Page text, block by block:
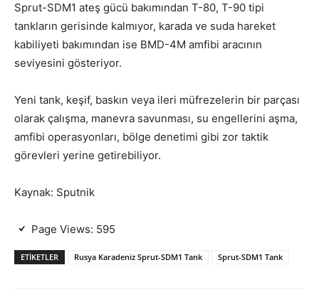
Sprut-SDM1 ateş gücü bakımından T-80, T-90 tipi
tankların gerisinde kalmıyor, karada ve suda hareket
kabiliyeti bakımından ise BMD-4M amfibi aracının
seviyesini gösteriyor.
Yeni tank, keşif, baskın veya ileri müfrezelerin bir parçası
olarak çalışma, manevra savunması, su engellerini aşma,
amfibi operasyonları, bölge denetimi gibi zor taktik
görevleri yerine getirebiliyor.
Kaynak: Sputnik
Page Views: 595
ETIKETLER Rusya Karadeniz Sprut-SDM1 Tank Sprut-SDM1 Tank